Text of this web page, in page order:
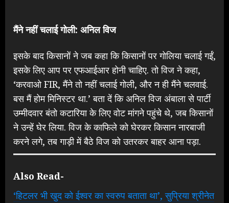
मैंने नहीं चलाई गोली: अनिल विज
इसके बाद किसानों ने जब कहा कि किसानों पर गोलिया चलाई गईं,
इसके लिए आप पर एफआईआर होनी चाहिए. तो विज ने कहा,
‘करवाओ FIR, मैंने तो नहीं चलाई गोली, और न ही मैंने चलवाई.
बस मैं होम मिनिस्टर था.’ बता दें कि अनिल विज अंबाला से पार्टी
उम्मीदवार बंतो कटारिया के लिए वोट मांगने पहुंचे थे, जब किसानों
ने उन्हें घेर लिया. विज के काफिले को घेरकर किसान नारबाजी
करने लगे, तब गाड़ी में बैठे विज को उतरकर बाहर आना पड़ा.
Also Read-
‘हिटलर भी खुद को ईश्वर का स्वरुप बताता था’, सुप्रिया श्रीनेत